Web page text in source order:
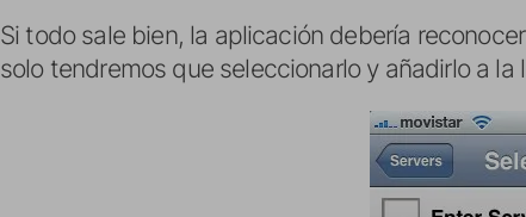
Si todo sale bien, la aplicación debería
solo tendremos que seleccionarlo y añadirlo a la